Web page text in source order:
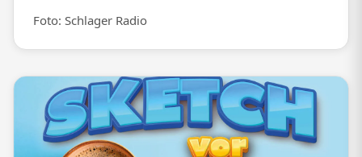
Foto: Schlager Radio